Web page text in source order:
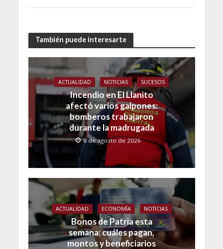
También puede interesarte
ACTUALIDAD NOTICIAS SUCESOS
Incendio en El Llanito
afectó varios galpones:
bomberos trabajaron
durante la madrugada
8 de agosto de 2026
ACTUALIDAD ECONOMÍA NOTICIAS
Bonos de Patria esta
semana: cuáles pagan,
montos y beneficiarios